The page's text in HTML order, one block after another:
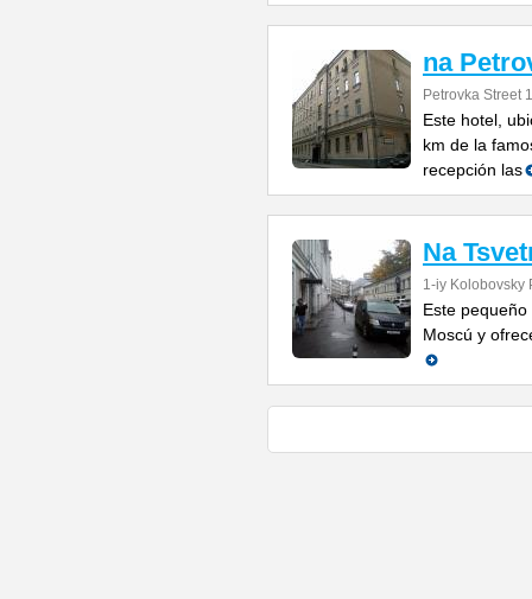
na
Petrovka Street
Este hotel,
km de la
recepción las
Na
1-iy Kolobovsky
Este
Moscú y